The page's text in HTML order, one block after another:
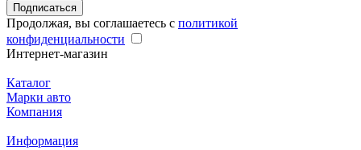
Подписаться
Продолжая, вы соглашаетесь с политикой
конфиденциальности
Интернет-магазин
Каталог
Марки авто
Компания
Информация